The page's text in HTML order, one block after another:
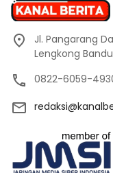
Jl. Pangarang
Lengkong
0822-6059-